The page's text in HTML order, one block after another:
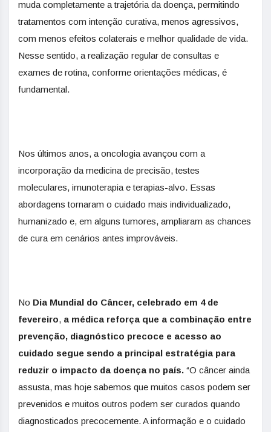
muda completamente a trajetória da doença, permitindo
tratamentos com intenção curativa, menos agressivos,
com menos efeitos colaterais e melhor qualidade de vida.​
Nesse sentido, a realização regular de consultas e
exames de rotina, conforme orientações médicas, é
fundamental.​
Nos últimos anos, a oncologia avançou com a
incorporação da medicina de precisão, testes
moleculares, imunoterapia e terapias-alvo. ​E​ssas
abordagens tornaram o cuidado mais individualizado​, ​
humanizado​ ​e, em alguns tumores, ampliaram as chances
de cura em cenários antes improváveis.
No Dia Mundial do Câncer, celebrado em 4 de
fevereiro, a médica reforça que a combinação entre
prevenção, diagnóstico precoce e acesso ao
cuidado segue sendo a principal estratégia para
reduzir o impacto da doença no país. “O câncer ainda
assusta, mas hoje sabemos que muitos casos podem ser
prevenidos e muitos outros podem ser curados quando
diagnosticados precocemente. A informação e o cuidado